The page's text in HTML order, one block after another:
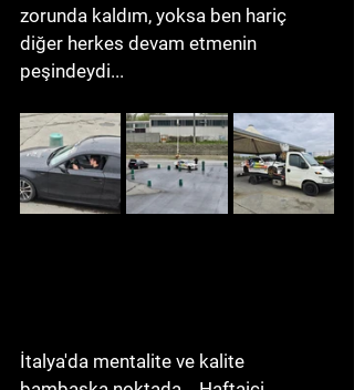
zorunda kaldım, yoksa ben hariç
diğer herkes devam etmenin
peşindeydi...
İtalya'da mentalite ve kalite